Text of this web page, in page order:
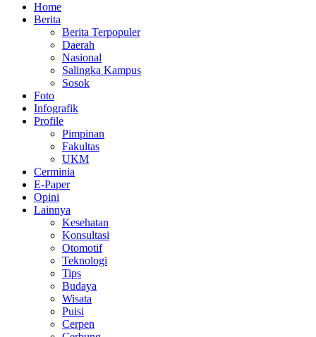
Home
Berita
Berita Terpopuler
Daerah
Nasional
Salingka Kampus
Sosok
Foto
Infografik
Profile
Pimpinan
Fakultas
UKM
Cerminia
E-Paper
Opini
Lainnya
Kesehatan
Konsultasi
Otomotif
Teknologi
Tips
Budaya
Wisata
Puisi
Cerpen